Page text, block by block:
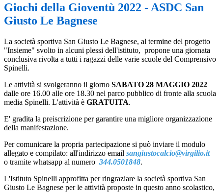
Giochi della Gioventù 2022 - ASDC San
Giusto Le Bagnese
La società sportiva San Giusto Le Bagnese, al termine del progetto
"Insieme" svolto in alcuni plessi dell'istituto, propone una giornata
conclusiva rivolta a tutti i ragazzi delle varie scuole del Comprensivo
Spinelli.
Le attività si svolgeranno il giorno SABATO 28 MAGGIO 2022
dalle ore 16.00 alle ore 18.30 nel parco pubblico di fronte alla scuola
media Spinelli. L'attività è GRATUITA.
E' gradita la preiscrizione per garantire una migliore organizzazione
della manifestazione.
Per comunicare la propria partecipazione si può inviare il modulo
allegato e compilato: all'indirizzo email sangiustocalcio@virgilio.it
o tramite whatsapp al numero 344.0501848.
L'Istituto Spinelli approfitta per ringraziare la società sportiva San
Giusto Le Bagnese per le attività proposte in questo anno scolastico,